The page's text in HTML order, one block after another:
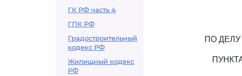
ГК РФ часть 4
ГПК РФ
Градостроительный
кодекс РФ
Жилищный кодекс
РФ
ПО